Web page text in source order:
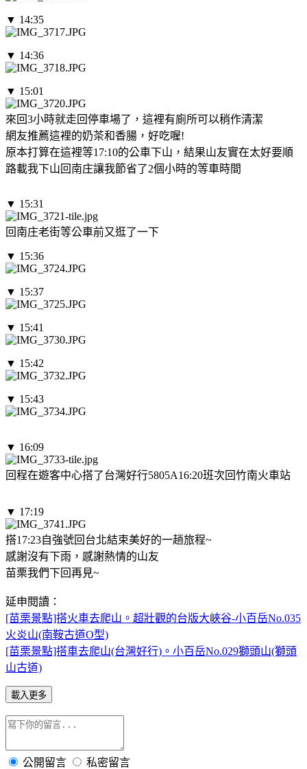
▼ 14:35
▼ 14:36
▼ 15:01
來回3小時就走回停車場了，這裡有廁所可以稍作清潔
網友推薦這裡的奶茶和香腸，好吃喔!
原本打算在這裡等17:10的公車下山，結果山友實在太好要順
路載我下山回南庄讓我節省了2個小時的等車時間
▼ 15:31
回南庄老街等公車前又逛了一下
▼ 15:36
▼ 15:37
▼ 15:41
▼ 15:42
▼ 15:43
▼ 16:09
回程在遊客中心搭了台灣好行5805A16:20班次回竹南火車站
▼ 17:19
搭17:23自強號回台北結束美好的一趟旅程~
感謝沒有下雨，感謝熱情的山友
苗栗我們下回再見~
延申閱讀：
[苗栗景點]搭火車去爬山。超壯觀的台版大峽谷-小百岳No.035
火炎山(南鞍古道O型)
[苗栗景點]搭車去爬山(台灣好行)。小百岳No.029獅頭山(獅頭
山古道)
載入更多
公開留言 私密留言